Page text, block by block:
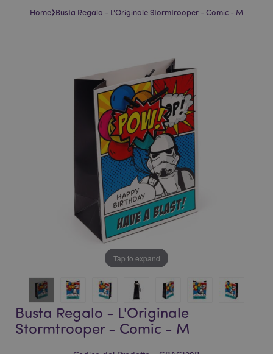
Home›Busta Regalo - L'Originale Stormtrooper - Comic - M
Tap to expand
Busta Regalo - L'Originale
Stormtrooper - Comic - M